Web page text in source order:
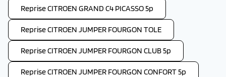
Reprise CITROEN GRAND C4 PICASSO 5p
Reprise CITROEN JUMPER FOURGON TOLE
Reprise CITROEN JUMPER FOURGON CLUB 5p
Reprise CITROEN JUMPER FOURGON CONFORT 5p